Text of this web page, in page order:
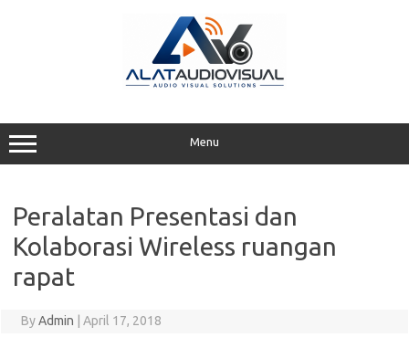
Menu
Peralatan Presentasi dan
Kolaborasi Wireless ruangan
rapat
ByAdmin April 17, 2018